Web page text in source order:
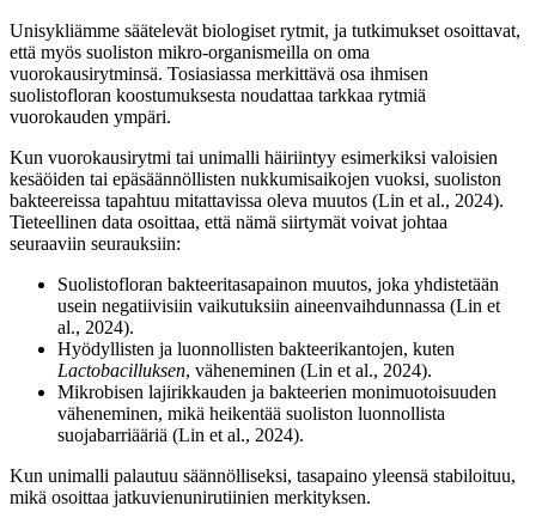
Unisykliämme säätelevät biologiset rytmit, ja tutkimukset osoittavat,
että myös suoliston mikro-organismeilla on oma
vuorokausirytminsä. Tosiasiassa merkittävä osa ihmisen
suolistofloran koostumuksesta noudattaa tarkkaa rytmiä
vuorokauden ympäri.
Kun vuorokausirytmi tai unimalli häiriintyy esimerkiksi valoisien
kesäöiden tai epäsäännöllisten nukkumisaikojen vuoksi, suoliston
bakteereissa tapahtuu mitattavissa oleva muutos (Lin et al., 2024).
Tieteellinen data osoittaa, että nämä siirtymät voivat johtaa
seuraaviin seurauksiin:
Suolistofloran bakteeritasapainon muutos, joka yhdistetään
usein negatiivisiin vaikutuksiin aineenvaihdunnassa (Lin et
al., 2024).
Hyödyllisten ja luonnollisten bakteerikantojen, kuten
Lactobacilluksen, väheneminen (Lin et al., 2024).
Mikrobisen lajirikkauden ja bakteerien monimuotoisuuden
väheneminen, mikä heikentää suoliston luonnollista
suojabarriääriä (Lin et al., 2024).
Kun unimalli palautuu säännölliseksi, tasapaino yleensä stabiloituu,
mikä osoittaa jatkuvienunirutiinien merkityksen.